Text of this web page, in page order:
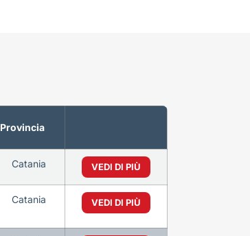
Provincia
Catania VEDI DI PIÙ
Catania VEDI DI PIÙ